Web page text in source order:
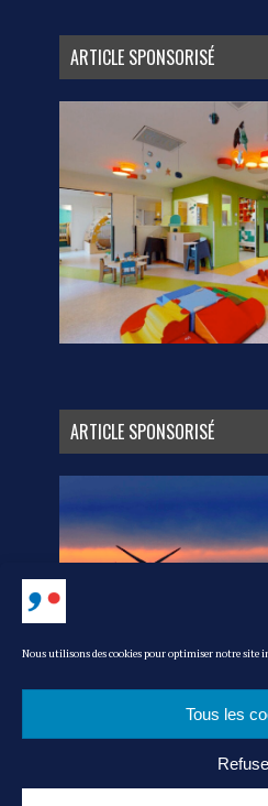
Nous utilisons des cookies pour optimiser notre site
Tous les
ARTICLE SPONSORISÉ
ARTICLE SPONSORISÉ
MEDIA KIT L’ÉQUIPE CONTACT